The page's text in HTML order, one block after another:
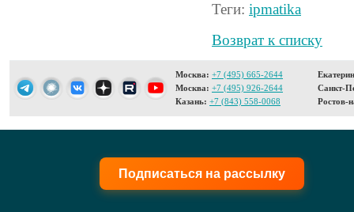
Теги: ipmatika
Возврат к списку
Москва: +7 (495) 665-2644
Москва: +7 (495) 926-2644
Казань: +7 (843) 558-0068
Санкт-
Ростов-
Подписаться на рассылку